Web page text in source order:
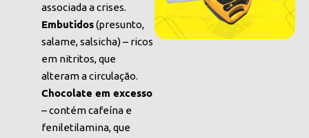
associada a crises.
Embutidos(presunto,
salame, salsicha) – ricos
em nitritos, que
alteram a circulação.
Chocolate em excesso
– contém cafeína e
feniletilamina, que